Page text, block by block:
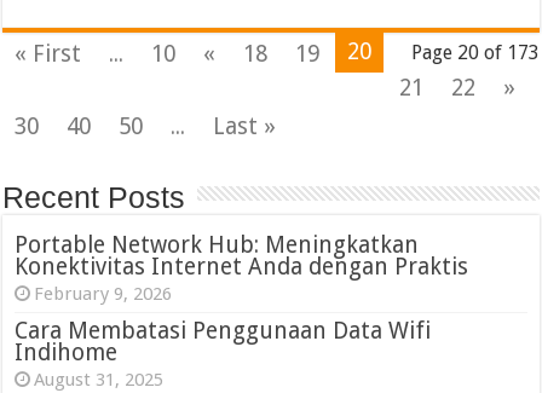
Page 20 of 173
« First ... 10 « 18 19
20
21
22
»
30
40 50 ... Last »
Recent Posts
Portable Network Hub: Meningkatkan
Konektivitas Internet Anda dengan Praktis
February 9, 2026
Cara Membatasi Penggunaan Data Wifi
Indihome
August 31, 2025